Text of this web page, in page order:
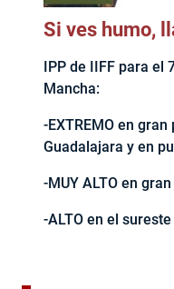
Si ves humo,
IPP de IIFF para el
Mancha:
-EXTREMO en
Guadalajara y en
-MUY ALTO en
-ALTO en el